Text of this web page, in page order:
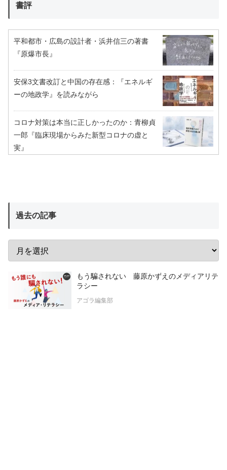
書評
平和都市・広島の設計者・浜井信三の著書
『原爆市長』
安保3文書改訂と中国の存在感：『エネルギ
ーの地政学』を読みながら
コロナ対策は本当に正しかったのか：青柳貞
一郎『臨床現場からみた新型コロナの虚と
実』
過去の記事
もう騙されない 藤原かずえのメディアリテ
ラシー
アゴラ編集部